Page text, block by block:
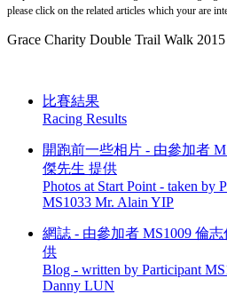
please click on the related articles which your are
Grace Charity Double Trail Walk
比賽結果
Racing Results
開跑前一些相片 - 由參加者
傑先生 提供
Photos at Start Point - taken by
MS1033 Mr. Alain YIP
網誌 - 由參加者 MS1009 倫
供
Blog - written by Participant
Danny LUN